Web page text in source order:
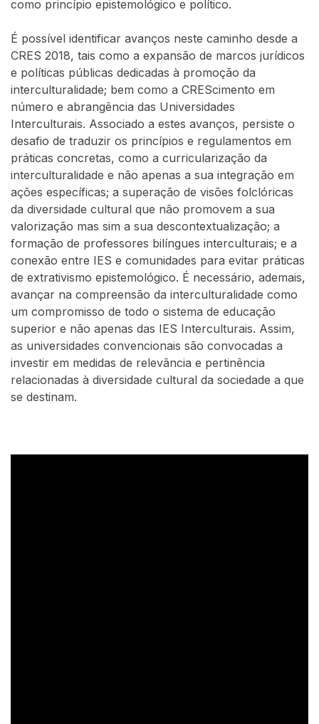
como princípio epistemológico e político.
É possível identificar avanços neste caminho desde a
CRES 2018, tais como a expansão de marcos jurídicos
e políticas públicas dedicadas à promoção da
interculturalidade; bem como a CREScimento em
número e abrangência das Universidades
Interculturais. Associado a estes avanços, persiste o
desafio de traduzir os princípios e regulamentos em
práticas concretas, como a curricularização da
interculturalidade e não apenas a sua integração em
ações específicas; a superação de visões folclóricas
da diversidade cultural que não promovem a sua
valorização mas sim a sua descontextualização; a
formação de professores bilíngues interculturais; e a
conexão entre IES e comunidades para evitar práticas
de extrativismo epistemológico. É necessário, ademais,
avançar na compreensão da interculturalidade como
um compromisso de todo o sistema de educação
superior e não apenas das IES Interculturais. Assim,
as universidades convencionais são convocadas a
investir em medidas de relevância e pertinência
relacionadas à diversidade cultural da sociedade a que
se destinam.